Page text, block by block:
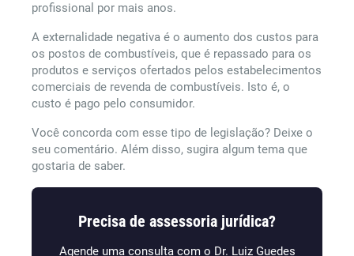
profissional por mais anos.
A externalidade negativa é o aumento dos custos para
os postos de combustíveis, que é repassado para os
produtos e serviços ofertados pelos estabelecimentos
comerciais de revenda de combustíveis. Isto é, o
custo é pago pelo consumidor.
Você concorda com esse tipo de legislação? Deixe o
seu comentário. Além disso, sugira algum tema que
gostaria de saber.
Precisa de assessoria jurídica?
Agende uma consulta com o Dr. Luiz Guedes